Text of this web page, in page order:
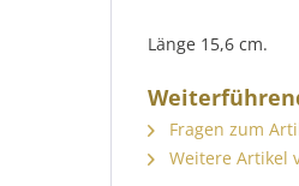
Länge 15,6 cm.
Fragen zum
Weitere Artikel